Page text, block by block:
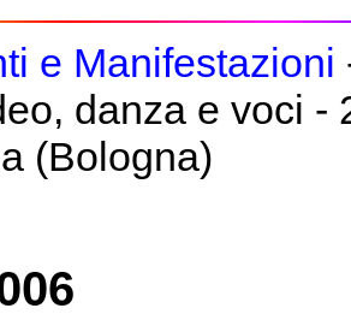
e Manifestazioni
danza e voci -
(Bologna)